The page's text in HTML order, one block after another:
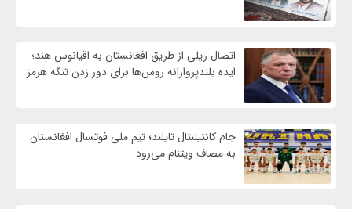
اتصال ریلی از طریق افغانستان به اقیانوس هند؛
ایده بلندپروازانه روس‌ها برای دور زدن تنگه هرمز
جام کانتیننتال تایلند؛ تیم ملی فوتسال افغانستان
به مصاف ویتنام می‌رود